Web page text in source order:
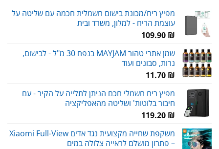
מפיץ ריח/מכונת בישום חשמלית חכמה עם שליטה על
עוצמת הריח - למלון, משרד ובית
109.90 ₪
שמן אתרי טהור MAYJAM בנפח 30 מ"ל - לבישום,
נרות, סבונים ועוד
11.70 ₪
מפיץ ריח חשמלי חכם הניתן לתלייה על הקיר - עם
חיבור בלוטות' ושליטה מהאפליקציה
119.20 ₪
משקפת שחייה מקצועית נגד אדים Xiaomi Full-View
– פתרון מושלם לראייה צלולה במים